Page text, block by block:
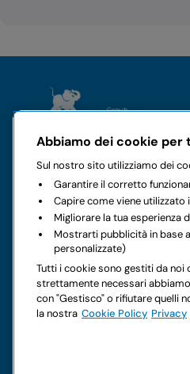
Il gruppo
Chi siamo
Storia e valori
Mobilità a 360 gradi
Sostenibilità
Codice etico
Accessibilità digitale
FAQ Noleggio
Partnership
Lavora con noi
Hai dei dubbi sul tuo
Abbiamo dei cookie per
Sul nostro sito utilizziamo dei
Garantire il corretto
Capire come viene
Migliorare la tua esperienza
Mostrarti pubblicità in base
personalizzate)
Tutti i cookie sono gestiti da noi
strettamente necessari
con "Gestisco" o rifiutare quelli
la nostra Cookie Policy Privacy